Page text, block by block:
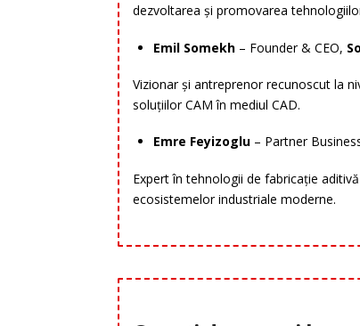
dezvoltarea și promovarea
Emil Somekh – Founder & CEO,
Vizionar și antreprenor recunoscut la
soluțiilor CAM în mediul CAD.
Emre Feyizoglu – Partner
Expert în tehnologii de fabricație
ecosistemelor industriale moderne.